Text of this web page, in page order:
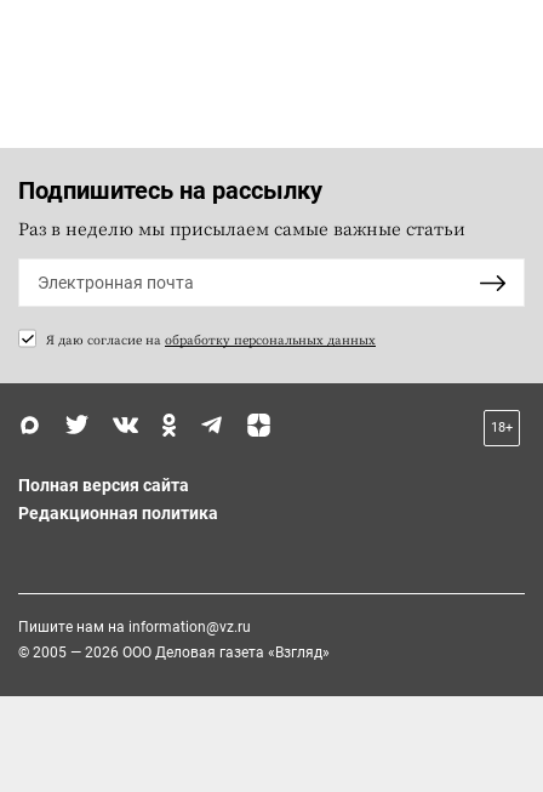
Подпишитесь на рассылку
Раз в неделю мы присылаем самые важные статьи
Я даю согласие на обработку персональных данных
18+
Полная версия сайта
Редакционная политика
Пишите нам на information@vz.ru
© 2005 — 2026 ООО Деловая газета «Взгляд»